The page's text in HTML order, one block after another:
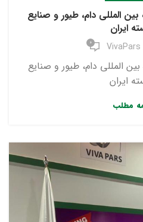
المللی دام، طیور و صنایع
ایران
0
المللی دام، طیور و صنایع
ایران
مطلب